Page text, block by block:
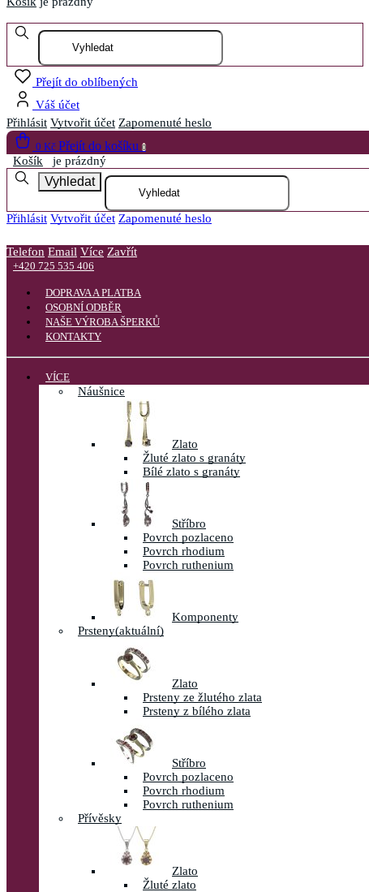
Přejít do oblíbených
Váš účet
Přihlásit Vytvořit účet Zapomenuté heslo
0 Kč Přejít do košíku 0
Košík je prázdný
Vyhledat
Přihlásit Vytvořit účet Zapomenuté heslo
Telefon Email Více Zavřít
+420 725 535 406
DOPRAVA A PLATBA
OSOBNÍ ODBĚR
NAŠE VÝROBA ŠPERKŮ
KONTAKTY
VÍCE
Náušnice
Zlato
Žluté zlato s granáty
Bílé zlato s granáty
Stříbro
Povrch pozlaceno
Povrch rhodium
Povrch ruthenium
Komponenty
Prsteny(aktuální)
Zlato
Prsteny ze žlutého zlata
Prsteny z bílého zlata
Stříbro
Povrch pozlaceno
Povrch rhodium
Povrch ruthenium
Přívěsky
Zlato
Žluté zlato